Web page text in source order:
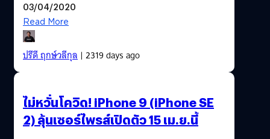
03/04/2020
Read More
ปรีดี ฤกษ์วลีกุล| 2319 days ago
ไม่หวั่นโควิด! iPhone 9 (iPhone SE
2) ลุ้นเซอร์ไพรส์เปิดตัว 15 เม.ย.นี้